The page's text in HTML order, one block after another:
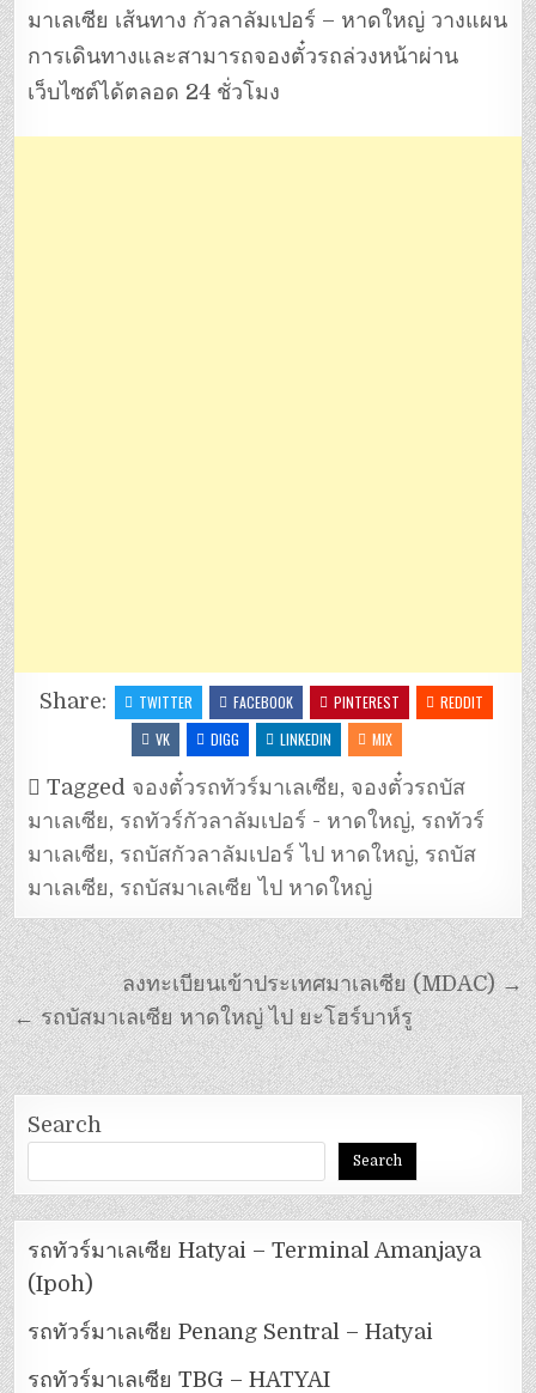
มาเลเซีย เส้นทาง กัวลาลัมเปอร์ – หาดใหญ่ วางแผน
การเดินทางและสามารถจองตั๋วรถล่วงหน้าผ่าน
เว็บไซต์ได้ตลอด 24 ชั่วโมง
Share: TWITTER FACEBOOK PINTEREST
REDDIT
VK
DIGG LINKEDIN MIX
Tagged จองตั๋วรถทัวร์มาเลเซีย, จองตั๋วรถบัส
มาเลเซีย, รถทัวร์กัวลาลัมเปอร์ - หาดใหญ่, รถทัวร์
มาเลเซีย, รถบัสกัวลาลัมเปอร์ ไป หาดใหญ่, รถบัส
มาเลเซีย, รถบัสมาเลเซีย ไป หาดใหญ่
ลงทะเบียนเข้าประเทศมาเลเซีย (MDAC) →
← รถบัสมาเลเซีย หาดใหญ่ ไป ยะโฮร์บาห์รู
Search
Search
รถทัวร์มาเลเซีย Hatyai – Terminal Amanjaya
(Ipoh)
รถทัวร์มาเลเซีย Penang Sentral – Hatyai
รถทัวร์มาเลเซีย TBG – HATYAI